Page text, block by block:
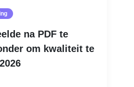
na PDF te
om kwaliteit te